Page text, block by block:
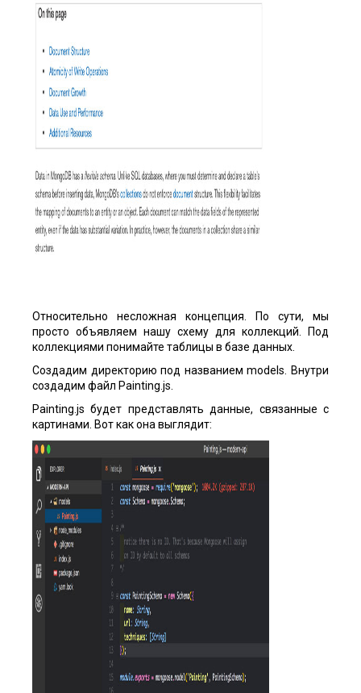
Относительно несложная концепция. По сути, мы
просто объявляем нашу схему для коллекций. Под
коллекциями понимайте таблицы в базе данных.
Создадим директорию под названием models. Внутри
создадим файл Painting.js.
Painting.js будет представлять данные, связанные с
картинами. Вот как она выглядит: